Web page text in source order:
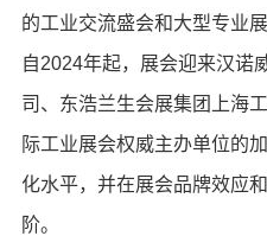
的工业交流盛会和大型专业展
自2024年起，展会迎来汉诺
司、东浩兰生会展集团上海
际工业展会权威主办单位的
化水平，并在展会品牌效应
阶。